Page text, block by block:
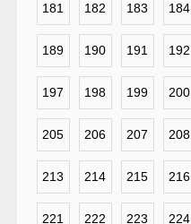
181 182 183 184
189 190 191 192
197 198 199 200
205 206 207 208
213 214 215 216
221 222 223 224